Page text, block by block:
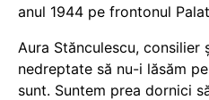
anul 1944 pe frontonul
Aura Stănculescu, consilier
nedreptate să nu-i lăsăm
sunt. Suntem prea dornici